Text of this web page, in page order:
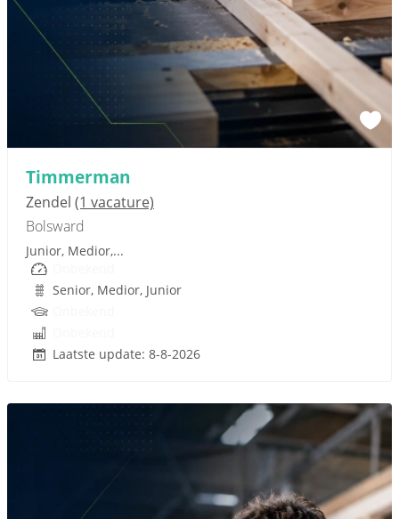
Timmerman
Zendel (1 vacature)
Bolsward
Sponsored link
Junior, Medior,...
Senior, Medior, Junior
Laatste update: 8-8-2026